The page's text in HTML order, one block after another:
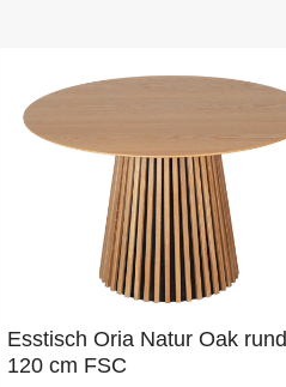
Esstisch Oria Natur Oak rund
120 cm FSC